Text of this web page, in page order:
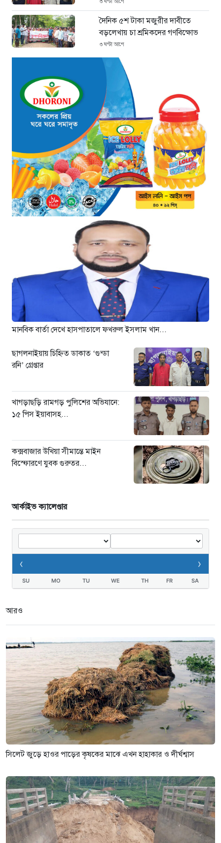
৩ ঘণ্টা আগে
দৈনিক ৫শ টাকা মজুরীর দাবীতে
বড়লেখায় চা শ্রমিকদের গণবিক্ষোভ
৩ ঘণ্টা আগে
গ্রিসের উপকূলে ১৬৮ অভিবাসী উদ্ধার:
ভেতরে ৭২ বাংলাদেশি
৪ ঘণ্টা আগে
“১/১১-তে তারেক রহমানকে আয়নাঘরে
বন্দি রাখা হয়: চিফ প্রসিকিউটর”
৫ ঘণ্টা আগে
ডিজিএফআইয়ের ‘আয়নাঘর’ পরিদর্শনে
আন্তর্জাতিক অপরাধ ট্রাইব্যুনালের
বিচারক দল
৫ ঘণ্টা আগে
জুলাই জাদুঘরে দলীয় ইতিহাসের ঠাঁই
হবে না: নাহিদ ইসলাম
৫ ঘণ্টা আগে
ড্যাবের বর্ণাঢ্য চিকিৎসক সমাবেশে
প্রধান অতিথি হিসেবে যোগ দিলেন
প্রধানমন্ত্রী তারেক রহমান
৬ ঘণ্টা আগে
ঢাকা-ময়মনসিংহ রেলপথে বগি
লাইনচ্যুত: ট্রেন চলাচল স্বাভাবিক
১ দিন আগে
মানবিক বার্তা দেখে হাসপাতালে ফখরুল ইসলাম খান...
ছাগলনাইয়ায় চিহ্নিত ডাকাত ‘গুন্ডা
রনি’ গ্রেপ্তার
খাগড়াছড়ি রামগড় পুলিশের অভিযানে:
১৫ পিস ইয়াবাসহ...
কক্সবাজার উখিয়া সীমান্তে মাইন
বিস্ফোরণে যুবক গুরুতর...
আর্কাইভ ক্যালেণ্ডার
‹ ›
SU MO TU WE TH FR SA
আরও
সিলেট জুড়ে হাওর পাড়ের কৃষকের মাঝে এখন হাহাকার ও দীর্ঘশ্বাস